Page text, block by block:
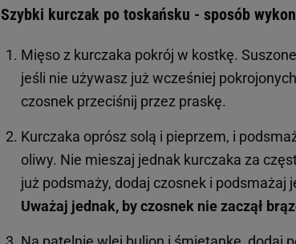
Szybki kurczak po toskańsku - sposób
Mięso z kurczaka pokrój w kostkę.
jeśli nie używasz już wcześniej
czosnek przeciśnij przez praskę.
Kurczaka oprósz solą i pieprzem, i
oliwy. Nie mieszaj jednak kurczaka za
już podsmaży, dodaj czosnek i
Uważaj jednak, by czosnek nie zaczął